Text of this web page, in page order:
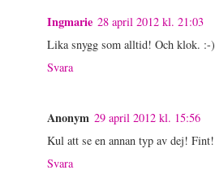
Ingmarie 28 april 2012 kl. 21:03
Lika snygg som alltid! Och klok. :-)
Svara
Anonym 29 april 2012 kl. 15:56
Kul att se en annan typ av dej! Fint!
Svara